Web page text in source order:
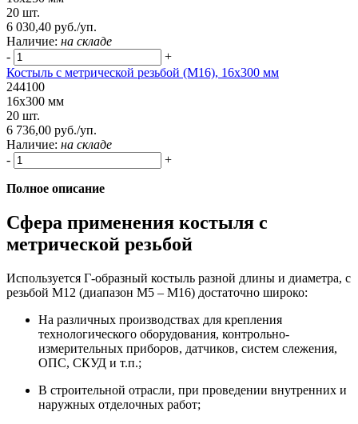
20 шт.
6 030,40 руб./уп.
Наличие: на складе
-
+
Костыль с метрической резьбой (М16), 16х300 мм
244100
16х300 мм
20 шт.
6 736,00 руб./уп.
Наличие: на складе
-
+
Полное описание
Сфера применения костыля с
метрической резьбой
Используется Г-образный костыль разной длины и диаметра, с
резьбой М12 (диапазон М5 – М16) достаточно широко:
На различных производствах для крепления
технологического оборудования, контрольно-
измерительных приборов, датчиков, систем слежения,
ОПС, СКУД и т.п.;
В строительной отрасли, при проведении внутренних и
наружных отделочных работ;